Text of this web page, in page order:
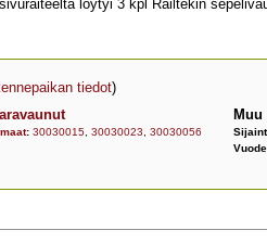
löytyi 3 kpl Railtekin
tiedot)
: 30030015 30030023 30030056